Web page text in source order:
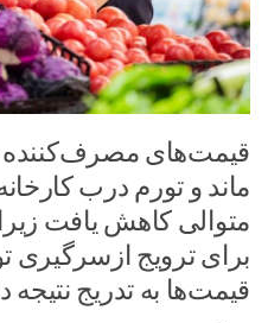
قیمت‌های مصرف‌کننده
ماند و تورم درب
متوالی کاهش یافت
برای ترویج ازسرگیری
قیمت‌ها به تدریج